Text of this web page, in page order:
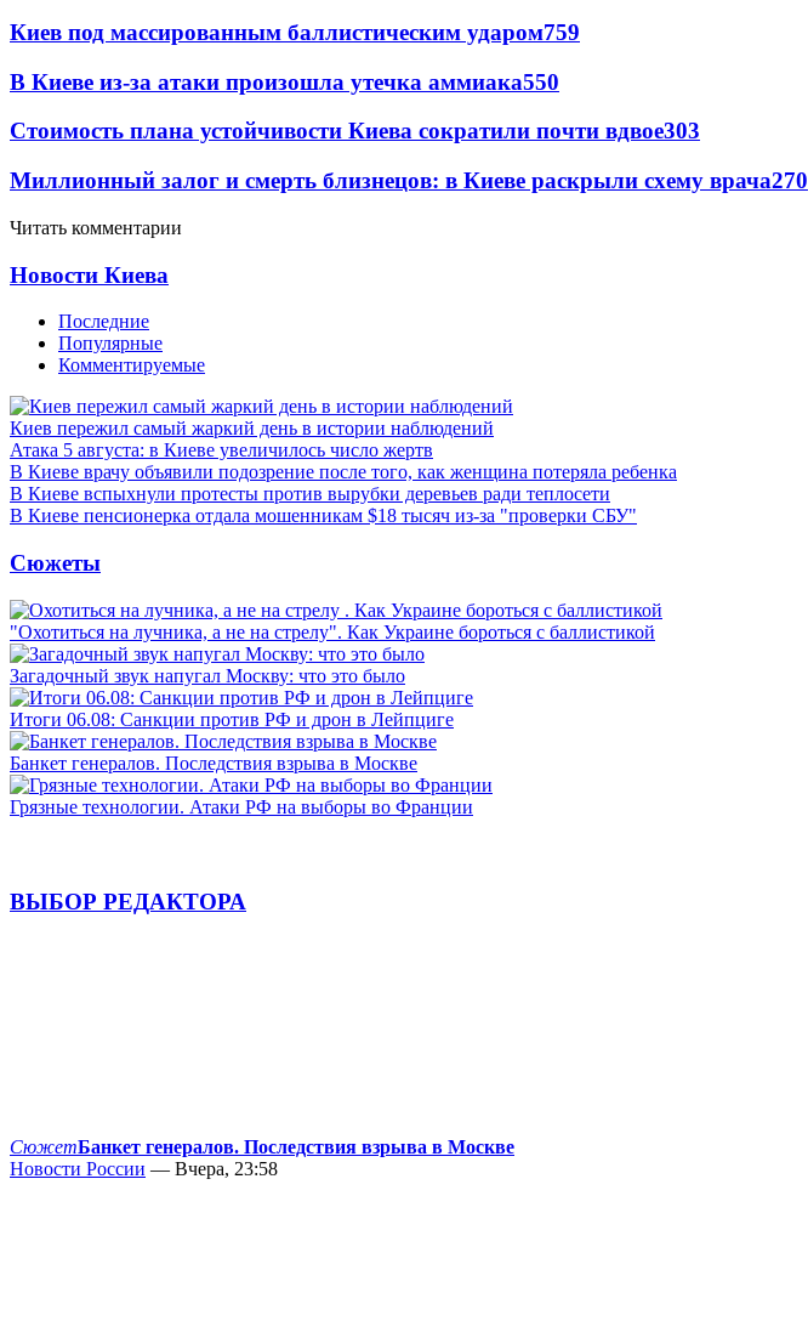
Киев под массированным баллистическим ударом759
В Киеве из-за атаки произошла утечка аммиака550
Стоимость плана устойчивости Киева сократили почти вдвое303
Миллионный залог и смерть близнецов: в Киеве раскрыли схему врача270
Читать комментарии
Новости Киева
Последние
Популярные
Комментируемые
Киев пережил самый жаркий день в истории наблюдений
Атака 5 августа: в Киеве увеличилось число жертв
В Киеве врачу объявили подозрение после того, как женщина потеряла ребенка
В Киеве вспыхнули протесты против вырубки деревьев ради теплосети
В Киеве пенсионерка отдала мошенникам $18 тысяч из-за "проверки СБУ"
Сюжеты
"Охотиться на лучника, а не на стрелу". Как Украине бороться с баллистикой
Загадочный звук напугал Москву: что это было
Итоги 06.08: Санкции против РФ и дрон в Лейпциге
Банкет генералов. Последствия взрыва в Москве
Грязные технологии. Атаки РФ на выборы во Франции
ВЫБОР РЕДАКТОРА
СюжетБанкет генералов. Последствия взрыва в Москве
Новости России — Вчера, 23:58